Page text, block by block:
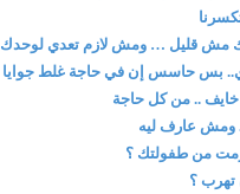
مش قليل … ومش لازم تعدي لوحدك
بس حاسس إن في حاجة غلط جوايا
خايف .. من كل حاجة
ومش عارف ليه
من طفولتك ؟
تهرب ؟